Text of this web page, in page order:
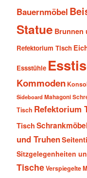
Bauernmöbel
Statue Brunnen
Refektorium Tisch
Essstühle
Kommoden
SideboardMahagoni
Tisch Refektorium
Tisch
und Truhen
Sitzgelegenheiten
TischeVerspiegelte